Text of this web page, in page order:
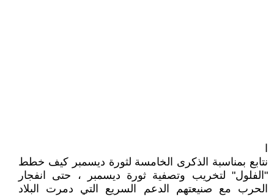
نتابع بمناسبة الذكرى الخامسة لثورة ديسمبر كيف خطط
"الفلول" لتخريب وتصفية ثورة ديسمبر ، حتى انفجار
الحرب مع صنيعتهم الدعم السريع التي دمرت البلاد